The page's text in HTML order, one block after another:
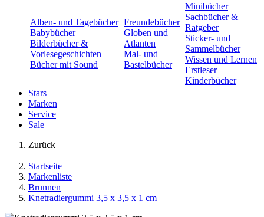
Alben- und Tagebücher
Babybücher
Bilderbücher &
Vorlesegeschichten
Bücher mit Sound
Freundebücher
Globen und
Atlanten
Mal- und
Bastelbücher
Minibücher
Sachbücher &
Ratgeber
Sticker- und
Sammelbücher
Wissen und Lernen
Erstleser
Kinderbücher
Stars
Marken
Service
Sale
Zurück
|
Startseite
Markenliste
Brunnen
Knetradiergummi 3,5 x 3,5 x 1 cm